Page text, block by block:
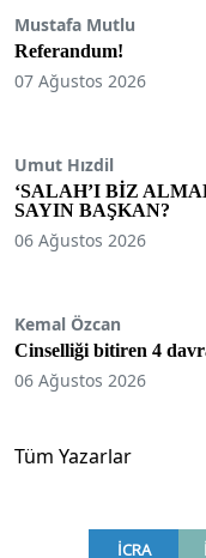
Mustafa Mutlu
Referandum!
07 Ağustos 2026
Umut Hızdil
‘SALAH’I BİZ
SAYIN BAŞKAN?
06 Ağustos 2026
Kemal Özcan
Cinselliği bitiren 4
06 Ağustos 2026
Tüm Yazarlar